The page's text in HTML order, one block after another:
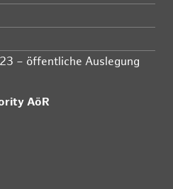
– öffentliche Auslegung
AöR